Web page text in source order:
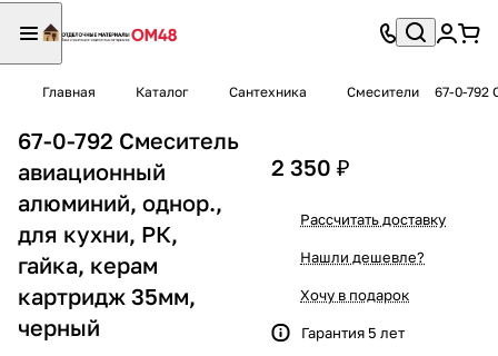
Главная Каталог Сантехника Смесители 67-0-792
67-0-792 Смеситель
авиационный
алюминий, однор.,
для кухни, РК,
гайка, керам
картридж 35мм,
черный
2 350 ₽
Рассчитать доставку
Нашли дешевле?
Хочу в подарок
Гарантия 5 лет